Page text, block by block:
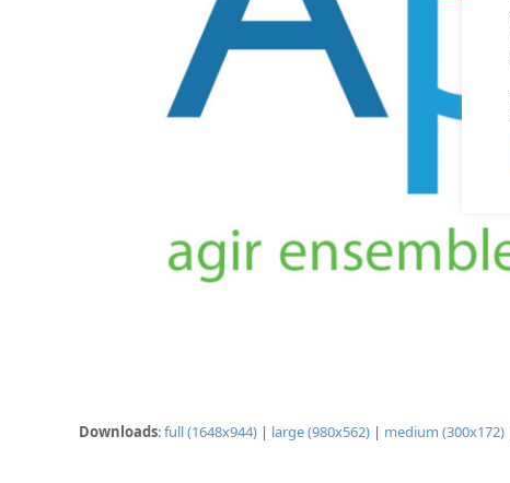
Downloads:full (1648x944) | large (980x562) | medium (300x172)